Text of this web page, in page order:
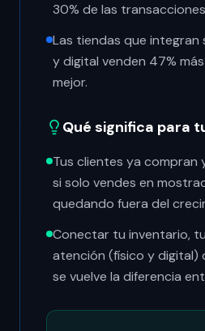
30% de las
Las tiendas que integran
y digital venden 47%
mejor.
Qué significa para
Tus clientes ya compran
si solo vendes en
quedando fuera del
Conectar tu inventario,
atención (físico y digital)
se vuelve la diferencia